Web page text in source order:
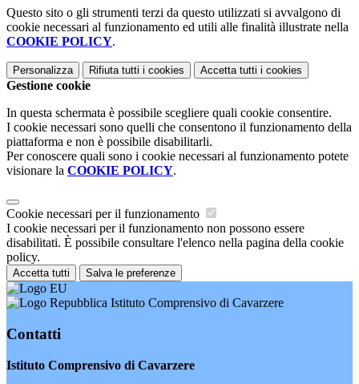
Questo sito o gli strumenti terzi da questo utilizzati si avvalgono di
cookie necessari al funzionamento ed utili alle finalità illustrate nella
COOKIE POLICY.
Personalizza Rifiuta tutti i cookies Accetta tutti i cookies
Gestione cookie
In questa schermata è possibile scegliere quali cookie consentire.
I cookie necessari sono quelli che consentono il funzionamento della
piattaforma e non è possibile disabilitarli.
Per conoscere quali sono i cookie necessari al funzionamento potete
visionare la COOKIE POLICY.
Cookie necessari per il funzionamento
I cookie necessari per il funzionamento non possono essere
disabilitati. È possibile consultare l'elenco nella pagina della cookie
policy.
Accetta tutti Salva le preferenze
Istituto Comprensivo di Cavarzere
Contatti
Istituto Comprensivo di Cavarzere